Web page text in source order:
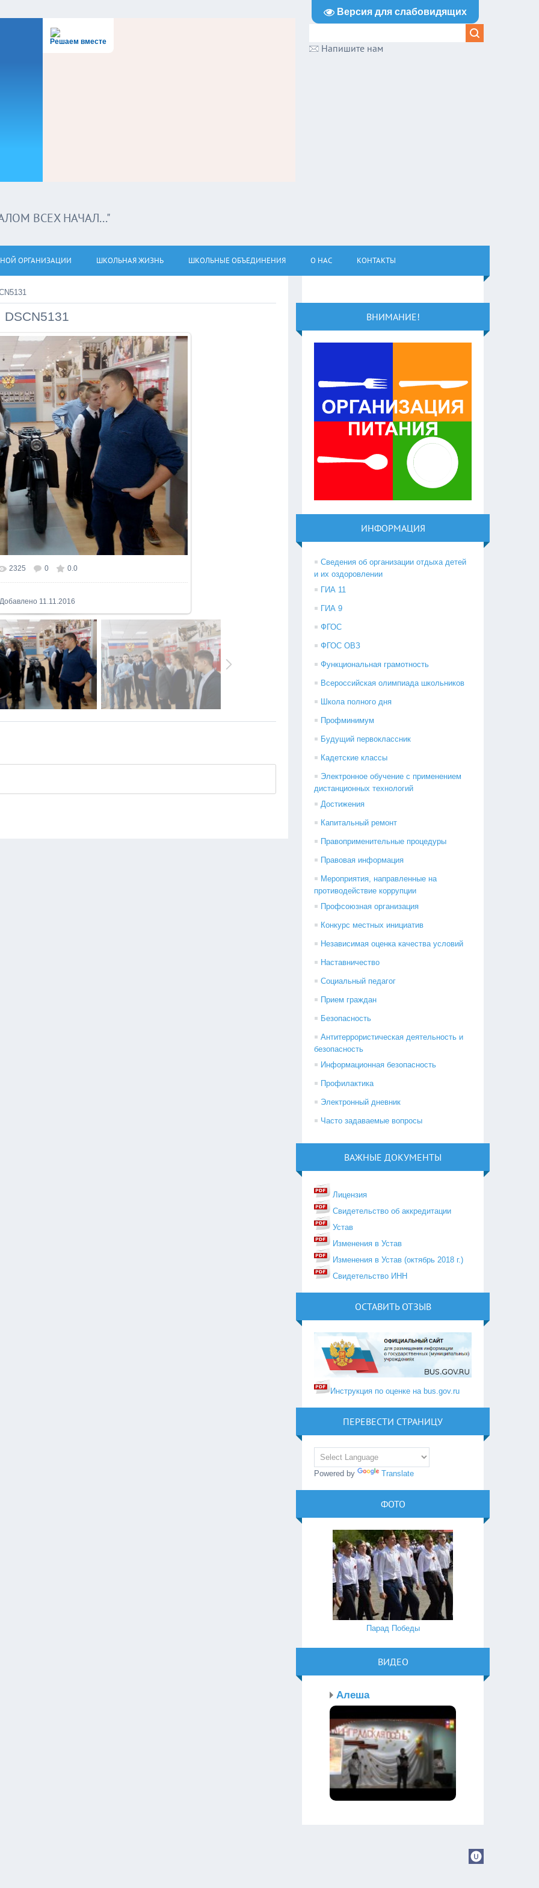
Версия для слабовидящих
Решаем вместе
ВСЕХ НАЧАЛ..."
Напишите нам
ОРГАНИЗАЦИИ ШКОЛЬНАЯ ЖИЗНЬ ШКОЛЬНЫЕ ОБЪЕДИНЕНИЯ О НАС КОНТАКТЫ
DSCN5131
размере 1024x746
2325 0 0.0
Добавлено 11.11.2016
ВНИМАНИЕ!
ИНФОРМАЦИЯ
Сведения об организации отдыха детей
и их оздоровлении
ГИА 11
ГИА 9
ФГОС
ФГОС ОВЗ
Функциональная грамотность
Всероссийская олимпиада школьников
Школа полного дня
Профминимум
Будущий первоклассник
Кадетские классы
Электронное обучение с применением
дистанционных технологий
Достижения
Капитальный ремонт
Правоприменительные процедуры
Правовая информация
Мероприятия, направленные на
противодействие коррупции
Профсоюзная организация
Конкурс местных инициатив
Независимая оценка качества условий
Наставничество
Социальный педагог
Прием граждан
Безопасность
Антитеррористическая деятельность и
безопасность
Информационная безопасность
Профилактика
Электронный дневник
Часто задаваемые вопросы
ВАЖНЫЕ ДОКУМЕНТЫ
Лицензия
Свидетельство об аккредитации
Устав
Изменения в Устав
Изменения в Устав (октябрь 2018 г.)
Свидетельство ИНН
ОСТАВИТЬ ОТЗЫВ
Инструкция по оценке на bus.gov.ru
ПЕРЕВЕСТИ СТРАНИЦУ
Powered by Translate
ФОТО
Парад Победы
ВИДЕО
Алеша